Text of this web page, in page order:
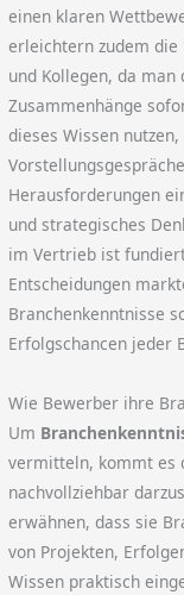
einen klaren
erleichtern zudem
und Kollegen, da
Zusammenhänge
dieses Wissen
Herausforderungen
und strategisches
im Vertrieb ist
Entscheidungen
Branchenkenntnisse
Erfolgschancen jeder
Wie Bewerber ihre
Um
vermitteln, kommt es
nachvollziehbar
erwähnen, dass sie
von Projekten,
Wissen praktisch